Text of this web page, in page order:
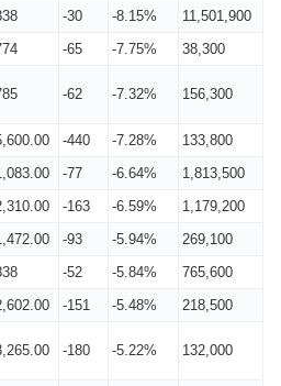
-30 -8.15%
11,501,900
-65 -7.75% 38,300
-62 -7.32% 156,300
-440 -7.28%
133,800
-77 -6.64%
1,813,500
-163 -6.59%
1,179,200
-93 -5.94%
269,100
-52 -5.84%
765,600
-151 -5.48% 218,500
-180 -5.22% 132,000